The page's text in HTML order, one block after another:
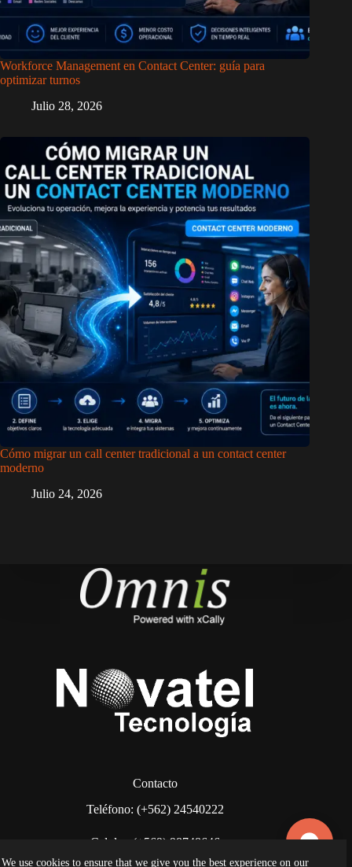
We use cookies to ensure that we give you the best experience on our
Workforce Management en Contact Center: guía para
optimizar turnos
Julio 28, 2026
Cómo migrar un call center tradicional a un contact center
moderno
Julio 24, 2026
Contacto
Teléfono: (+562) 24540222
Celular: (+569) 98748646